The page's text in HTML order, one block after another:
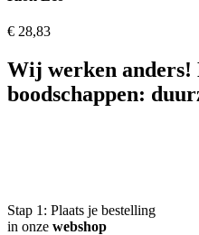
€ 28,83
Wij werken anders!
boodschappen:
Stap 1: Plaats je bestelling
in onze webshop